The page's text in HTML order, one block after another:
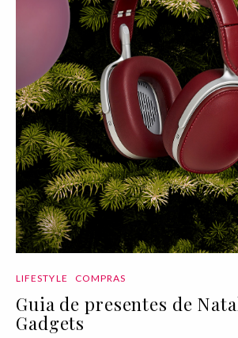
LIFESTYLE COMPRAS
Guia de presentes de Natal
Gadgets